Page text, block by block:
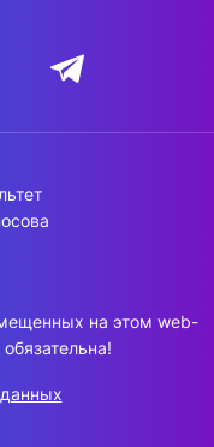
на этом web-